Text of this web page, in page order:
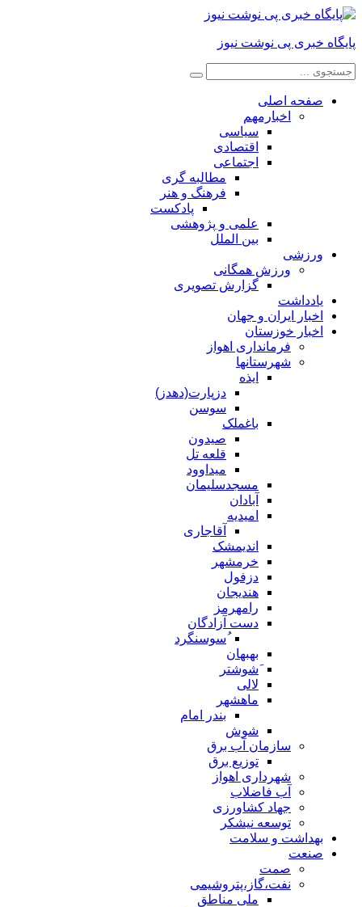
پایگاه خبری پی نوشت نیوز
صفحه اصلی
اخبارمهم
سیاسی
اقتصادی
اجتماعی
مطالبه گری
فرهنگ و هنر
پادکست
علمی و پژوهشی
بین الملل
ورزشی
ورزش همگانی
گزارش تصویری
یادداشت
اخبار ایران و جهان
اخبار خوزستان
فرمانداری اهواز
شهرستانها
ایذه
دزپارت(دهدز)
سوسن
باغملک
صیدون
قلعه تل
میداوود
مسجدسلیمان
آبادان
امیدیه
آقاجاری
اندیمشک
خرمشهر
دزفول
هندیجان
رامهرمز
دست آزادگان
ُسوسنگرد
بهبهان
َشوشتر
لالی
ماهشهر
بندر امام
شوش
سازمان آب برق
توزیع برق
شهرداری اهواز
آب فاضلاب
جهاد کشاورزی
توسعه نیشکر
بهداشت و سلامت
صنعت
صمت
نفت،گاز،پتروشیمی
ملی مناطق